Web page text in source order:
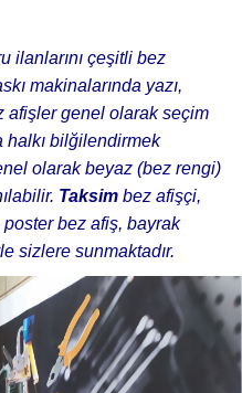
ilanlarını çeşitli bez
makinalarında yazı,
afişler genel olarak seçim
halkı bilğilendirmek
olarak beyaz (bez rengi)
Taksim bez afişçi,
bez afiş, bayrak
sizlere sunmaktadır.